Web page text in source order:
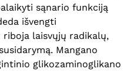
sąnario funkciją
išvengti
laisvųjų radikalų,
Mangano
glikozaminoglikano